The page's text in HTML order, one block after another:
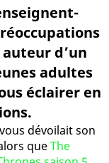
d’un
adultes
éclairer en
dévoilait son
queThe